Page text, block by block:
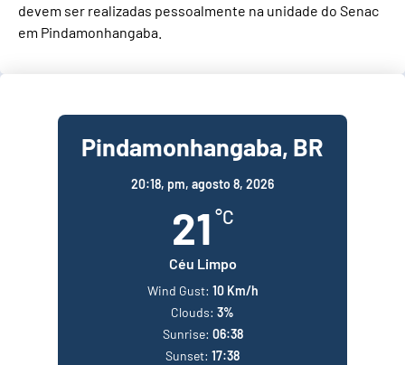
devem ser realizadas pessoalmente na unidade do Senac
em Pindamonhangaba.
Pindamonhangaba, BR
20:18, pm, agosto 8, 2026
21 °C
Céu Limpo
Wind Gust: 10 Km/h
Clouds: 3%
Sunrise: 06:38
Sunset: 17:38